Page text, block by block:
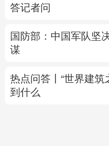
答记者问
国防部：中国军队坚
谋
热点问答丨“世界建筑
到什么